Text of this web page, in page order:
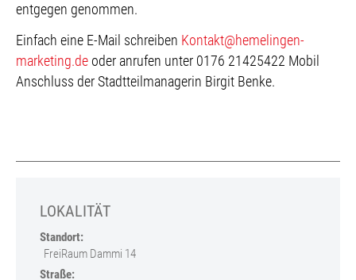
entgegen genommen.
Einfach eine E-Mail schreiben Kontakt@hemelingen-
marketing.de oder anrufen unter 0176 21425422 Mobil
Anschluss der Stadtteilmanagerin Birgit Benke.
LOKALITÄT
Standort:
FreiRaum Dammi 14
Straße: